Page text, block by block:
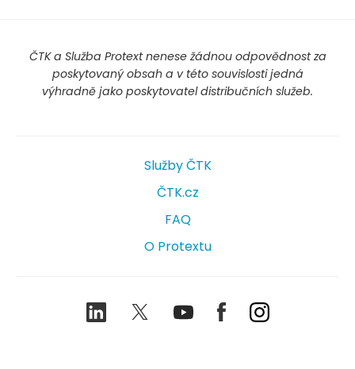
ČTK a Služba Protext nenese žádnou odpovědnost za
poskytovaný obsah a v této souvislosti jedná
výhradně jako poskytovatel distribučních služeb.
Služby ČTK
ČTK.cz
FAQ
O Protextu
LinkedIn TwitterYoutubeFacebookInstagram